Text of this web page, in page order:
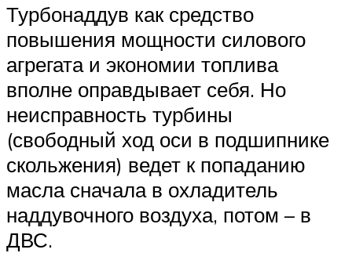
Турбонаддув как средство
повышения мощности силового
агрегата и экономии топлива
вполне оправдывает себя. Но
неисправность турбины
(свободный ход оси в подшипнике
скольжения) ведет к попаданию
масла сначала в охладитель
наддувочного воздуха, потом – в
ДВС.